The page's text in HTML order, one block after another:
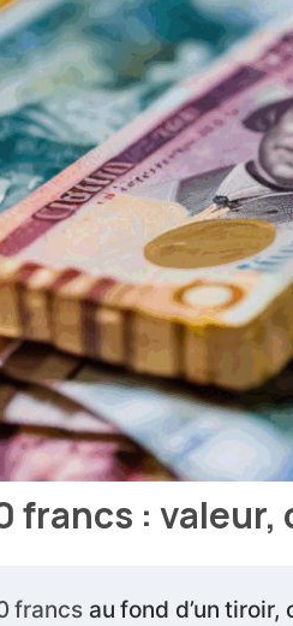
francs :
francsau fond d’un tiroir,